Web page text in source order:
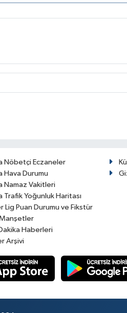
Nöbetçi Eczaneler
Hava Durumu
Namaz Vakitleri
Trafik Yoğunluk Haritası
Lig Puan Durumu ve Fikstür
Haberleri
Arşivi